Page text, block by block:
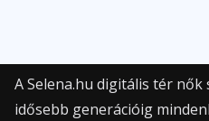
A Selena.hu digitális tér nők
idősebb generációig